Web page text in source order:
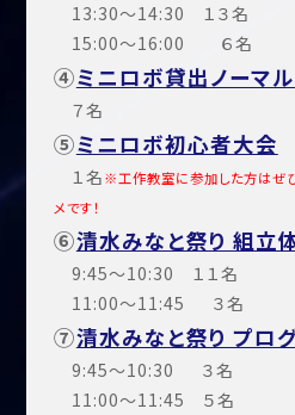
13:30～14:30 １３名
15:00～16:00 ６名
④ミニロボ貸出ノーマ
７名
⑤ミニロボ初心者大会
１名※工作教室に参加した方はぜひ
メです！
⑥清水みなと祭り 組立
9:45～10:30 １１名
11:00～11:45 ３名
⑦清水みなと祭り プロ
9:45～10:30 ３名
11:00～11:45 ５名